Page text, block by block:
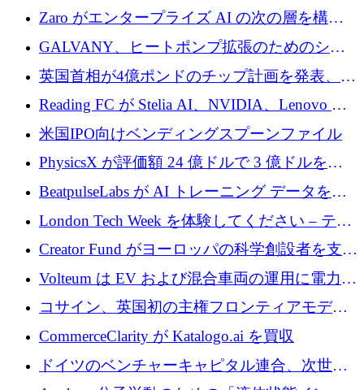
ラットフォームのために 1,700 万ドルを調達
Zaro がエンタープライズ AI の次の層を構築
するために 510 万ドルを獲得
GALVANY、ヒートポンプ拡張のためのシー
ドラウンドで1,000万ユーロを確保
英国首相が4億ポンドのチップ計画を発表、英
国の新興企業は「ここで拡大」し「ここに留
まる」
Reading FC が Stelia AI、NVIDIA、Lenovo と
協力して AI Center of Excellence を立ち上げ
米国IPO向けベンディングスプーンファイル
PhysicsX が評価額 24 億ドルで 3 億ドルを調
達
BeatpulseLabs が AI トレーニング データを拡
張するために 180 万ドルのプレシードを調達
London Tech Week を体験してください – テク
ノロジーがヨーロッパのイノベーションの未
来を形作る場所
Creator Fund がヨーロッパの科学創設者を支援
するために 5,600 万ドルを調達
Volteum は EV および混合車両の運用に電力を
供給するために 250 万ユーロを寄付
コサイン、英国初の主権フロンティアモデル
で業界の支援を確保
CommerceClarity が Katalogo.ai を買収
ドイツのベンチャーキャピタル連合、次世代
スタートアップの成長に向けて機関投資家へ